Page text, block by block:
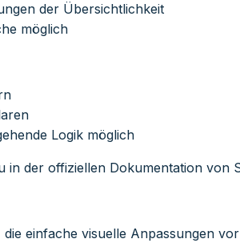
der Übersichtlichkeit
möglich
Logik möglich
in der offiziellen Dokumentation von
einfache visuelle Anpassungen